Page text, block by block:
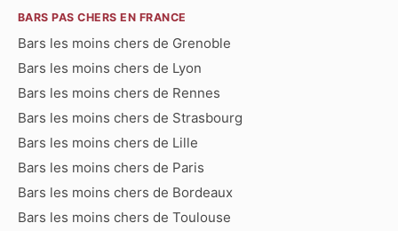
BARS PAS CHERS EN FRANCE
Bars les moins chers de Grenoble
Bars les moins chers de Lyon
Bars les moins chers de Rennes
Bars les moins chers de Strasbourg
Bars les moins chers de Lille
Bars les moins chers de Paris
Bars les moins chers de Bordeaux
Bars les moins chers de Toulouse